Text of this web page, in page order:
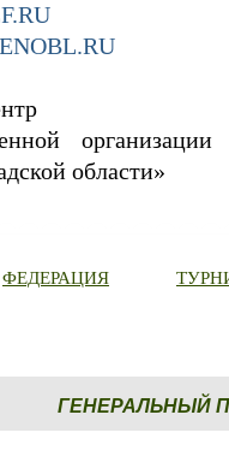
области»
ФЕДЕРАЦИЯ
ГЕНЕРАЛЬНЫЙ